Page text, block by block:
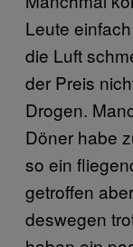
Leute
die Luft
der Preis
Drogen.
Döner habe
so ein
getroffen
deswegen